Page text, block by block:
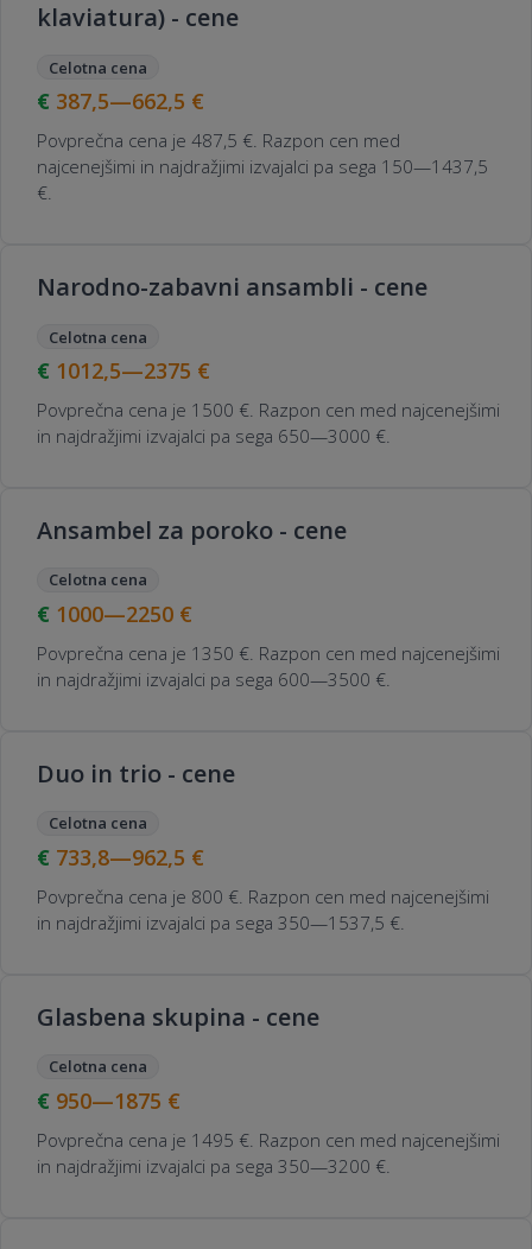
klaviatura) - cene
Celotna cena
387,5—662,5 €
Povprečna cena je 487,5 €. Razpon cen med
najcenejšimi in najdražjimi izvajalci pa sega 150—1437,5
€.
Narodno-zabavni ansambli - cene
Celotna cena
1012,5—2375 €
Povprečna cena je 1500 €. Razpon cen med najcenejšimi
in najdražjimi izvajalci pa sega 650—3000 €.
Ansambel za poroko - cene
Celotna cena
1000—2250 €
Povprečna cena je 1350 €. Razpon cen med najcenejšimi
in najdražjimi izvajalci pa sega 600—3500 €.
Duo in trio - cene
Celotna cena
733,8—962,5 €
Povprečna cena je 800 €. Razpon cen med najcenejšimi
in najdražjimi izvajalci pa sega 350—1537,5 €.
Glasbena skupina - cene
Celotna cena
950—1875 €
Povprečna cena je 1495 €. Razpon cen med najcenejšimi
in najdražjimi izvajalci pa sega 350—3200 €.